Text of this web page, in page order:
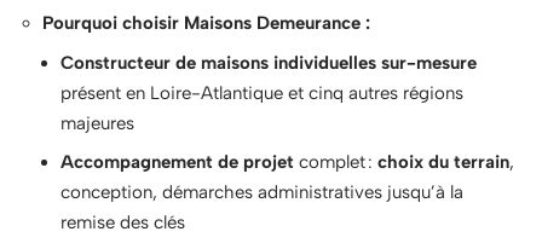
Pourquoi choisir Maisons Demeurance :
Constructeur de maisons individuelles sur-mesure
présent en Loire-Atlantique et cinq autres régions
majeures
Accompagnement de projet complet : choix du terrain,
conception, démarches administratives jusqu’à la
remise des clés